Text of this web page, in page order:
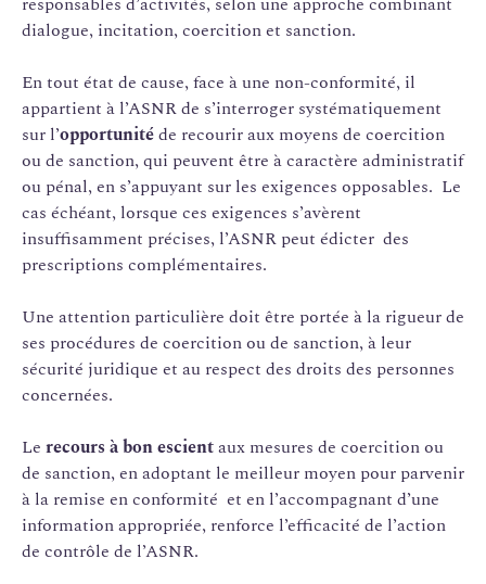
dialogue, incitation, coercition et sanction.
En tout état de cause, face à une non-conformité, il
appartient à l’ASNR de s’interroger systématiquement
sur l’opportunitéde recourir aux moyens de coercition
ou de sanction, qui peuvent être à caractère administratif
ou pénal, en s’appuyant sur les exigences opposables. Le
cas échéant, lorsque ces exigences s’avèrent
insuffisamment précises, l’ASNR peut édicter des
prescriptions complémentaires.
Une attention particulière doit être portée à la rigueur de
ses procédures de coercition ou de sanction, à leur
sécurité juridique et au respect des droits des personnes
concernées.
Le recours à bon escientaux mesures de coercition ou
de sanction, en adoptant le meilleur moyen pour parvenir
à la remise en conformité et en l’accompagnant d’une
information appropriée, renforce l’efficacité de l’action
de contrôle de l’ASNR.